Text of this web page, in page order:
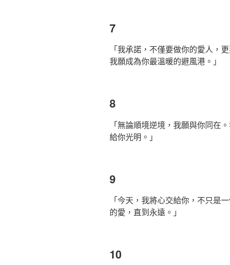
7
「我承諾，不僅要做你的愛人，
我願成為你最溫暖的避風港。」
8
「無論順境逆境，我願與你同在
給你光明。」
9
「今天，我將心交給你，不只是
的愛，直到永遠。」
10